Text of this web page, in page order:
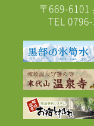
〒669-6101
TEL